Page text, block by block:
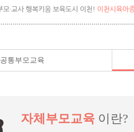
공통부모교육
자체부모교육 이란?